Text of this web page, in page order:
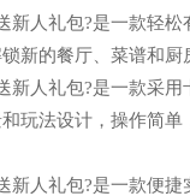
新人礼包?是一款轻
新的餐厅、菜谱和厨
新人礼包?是一款采
玩法设计，操作简单
新人礼包?是一款便